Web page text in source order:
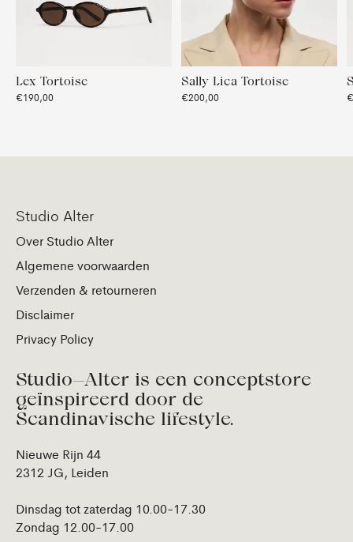
Lex Tortoise
€190,00
Sally Lica Tortoise
€200,00
Studio Alter
Over Studio Alter
Algemene voorwaarden
Verzenden & retourneren
Disclaimer
Privacy Policy
Studio—Alter is een conceptstore
geïnspireerd door de
Scandinavische lifestyle.
Nieuwe Rijn 44
2312 JG, Leiden
Dinsdag tot zaterdag 10.00-17.30
Zondag 12.00-17.00